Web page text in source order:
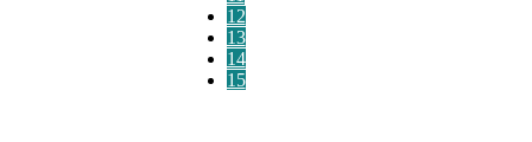
12
13
14
15